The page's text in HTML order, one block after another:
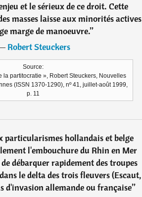
et le sérieux de ce droit. Cette
masses laisse aux minorités actives
marge de manoeuvre.”
Robert Steuckers
Source:
la partitocratie », Robert Steuckers, Nouvelles
(ISSN 1370-1290), nº 41, juillet-août 1999,
p. 11
particularismes hollandais et belge
l'embouchure du Rhin en Mer
débarquer rapidement des troupes
le delta des trois fleuvers (Escaut,
d'invasion allemande ou française”